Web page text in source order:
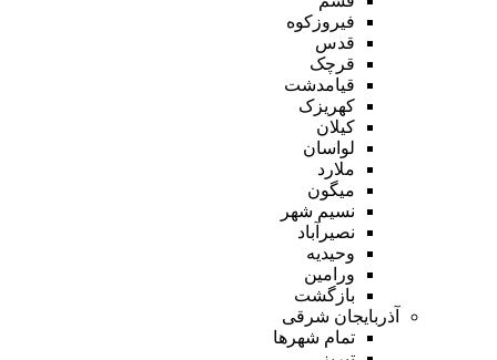
فیروزکوه
قدس
قرچک
قیامدشت
کهریزک
کیلان
لواسان
ملارد
میگون
نسیم شهر
نصیرآباد
وحیدیه
ورامین
بازگشت
آذربایجان شرقی
تمام شهر‌ها